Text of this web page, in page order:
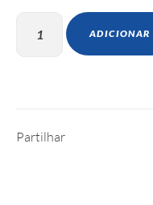
ADICIONAR
Partilhar